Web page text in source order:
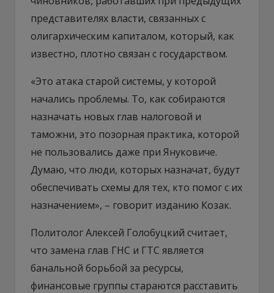
представителях власти, связанных с
олигархическим капиталом, который, как
известно, плотно связан с государством.
«Это атака старой системы, у которой
начались проблемы. То, как собираются
назначать новых глав налоговой и
таможни, это позорная практика, которой
не пользовались даже при Януковиче.
Думаю, что люди, которых назначат, будут
обеспечивать схемы для тех, кто помог с их
назначением», – говорит изданию Козак.
Политолог Алексей Голобуцкий считает,
что замена глав ГНС и ГТС является
банальной борьбой за ресурсы,
финансовые группы стараются расставить